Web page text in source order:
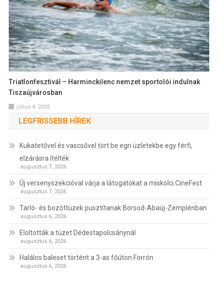
Triatlonfesztivál – Harminckilenc nemzet sportolói indulnak
Tiszaújvárosban
július 4, 2025
LEGFRISSEBB HÍREK
Kukatetővel és vascsővel tört be egri üzletekbe egy férfi,
elzárásra ítélték
augusztus 7, 2026
Új versenyszekcióval várja a látogatókat a miskolci CineFest
augusztus 7, 2026
Tarló- és bozóttüzek pusztítanak Borsod-Abaúj-Zemplénban
augusztus 6, 2026
Eloltották a tüzet Dédestapolcsánynál
augusztus 6, 2026
Halálos baleset történt a 3-as főúton Forrón
augusztus 6, 2026